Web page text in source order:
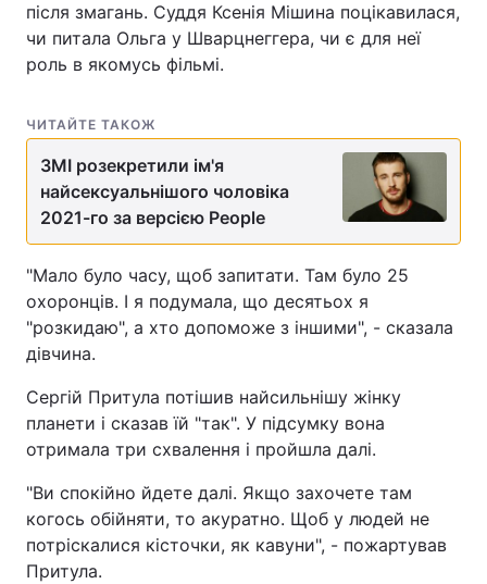
після змагань. Суддя Ксенія Мішина поцікавилася,
чи питала Ольга у Шварцнеггера, чи є для неї
роль в якомусь фільмі.
ЧИТАЙТЕ ТАКОЖ
ЗМІ розекретили ім'я
найсексуальнішого чоловіка
2021-го за версією People
"Мало було часу, щоб запитати. Там було 25
охоронців. І я подумала, що десятьох я
"розкидаю", а хто допоможе з іншими", - сказала
дівчина.
Сергій Притула потішив найсильнішу жінку
планети і сказав їй "так". У підсумку вона
отримала три схвалення і пройшла далі.
"Ви спокійно йдете далі. Якщо захочете там
когось обійняти, то акуратно. Щоб у людей не
потріскалися кісточки, як кавуни", - пожартував
Притула.